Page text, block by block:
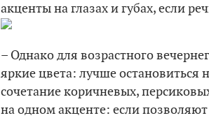
акценты на глазах и губах, если
– Однако для возрастного
яркие цвета: лучше остановиться
сочетание коричневых,
на одном акценте: если